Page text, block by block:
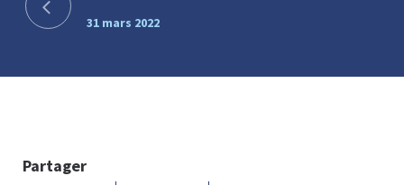
31 mars 2022
Partager